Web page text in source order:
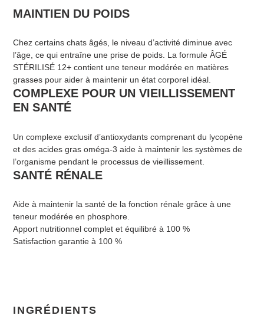
MAINTIEN DU POIDS
Chez certains chats âgés, le niveau d’activité diminue avec
l’âge, ce qui entraîne une prise de poids. La formule ÂGÉ
STÉRILISÉ 12+ contient une teneur modérée en matières
grasses pour aider à maintenir un état corporel idéal.
COMPLEXE POUR UN VIEILLISSEMENT
EN SANTÉ
Un complexe exclusif d’antioxydants comprenant du lycopène
et des acides gras oméga-3 aide à maintenir les systèmes de
l’organisme pendant le processus de vieillissement.
SANTÉ RÉNALE
Aide à maintenir la santé de la fonction rénale grâce à une
teneur modérée en phosphore.
Apport nutritionnel complet et équilibré à 100 %
Satisfaction garantie à 100 %
INGRÉDIENTS